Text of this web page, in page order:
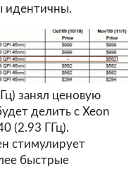
идентичны.
занял ценовую
делить с Xeon
(2.93 ГГц).
стимулирует
быстрые